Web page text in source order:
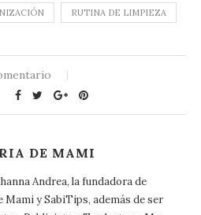
RUTINA DE LIMPIEZA
DE MAMI
Andrea, la fundadora de
Mami y SabiTips, además de ser